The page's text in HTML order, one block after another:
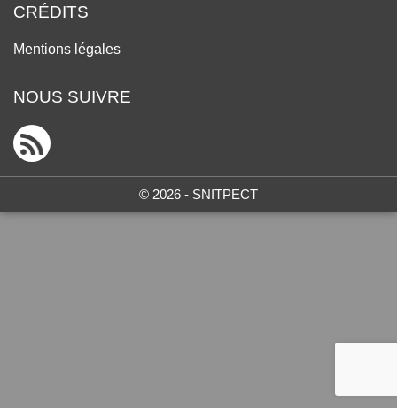
CRÉDITS
Mentions légales
NOUS SUIVRE
© 2026 - SNITPECT